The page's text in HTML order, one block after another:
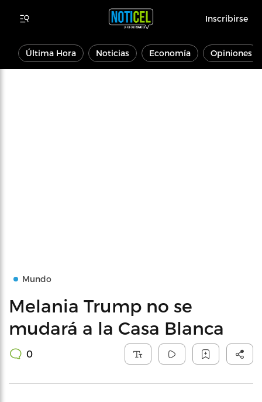
Inscribirse
Última Hora Noticias Economía Opiniones
Mundo
Melania Trump no se
mudará a la Casa Blanca
0